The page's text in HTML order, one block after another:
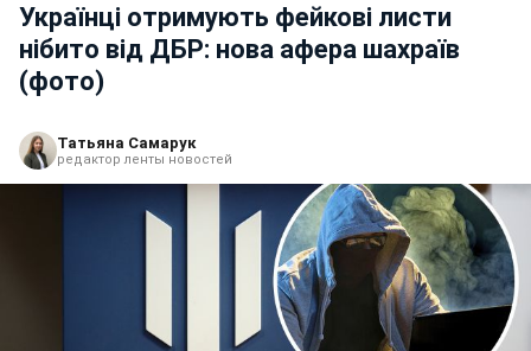
Українці отримують фейкові листи
нібито від ДБР: нова афера шахраїв
(фото)
Татьяна Самарук
редактор ленты новостей